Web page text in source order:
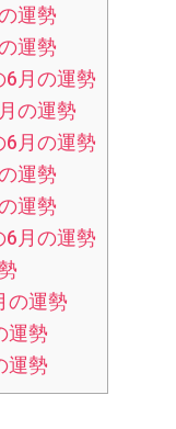
運勢
運勢
月の運勢
の運勢
月の運勢
運勢
運勢
月の運勢
の運勢
運勢
運勢